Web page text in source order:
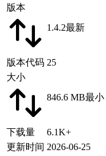
版本
1.4.2最新
版本代码 25
大小
846.6 MB最小
下载量 6.1K+
更新时间 2026-06-25